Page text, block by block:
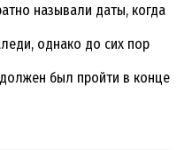
называли даты, когда
однако до сих пор
должен был пройти в конце